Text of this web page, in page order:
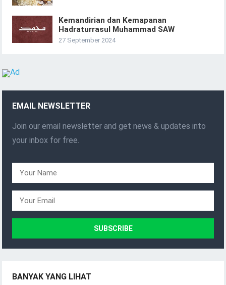
Kemandirian dan Kemapanan
Hadraturrasul Muhammad SAW
27 September 2024
EMAIL NEWSLETTER
Join our email newsletter and get news & updates into
your inbox for free.
BANYAK YANG LIHAT